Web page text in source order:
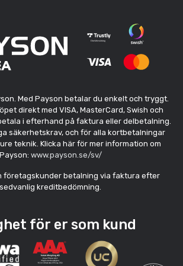
Med Payson betalar du enkelt och tryggt.
direkt med VISA, MasterCard, Swish och
i efterhand på faktura eller delbetalning.
säkerhetskrav, och för alla kortbetalningar
teknik. Klicka här för mer information om
Payson: www.payson.se/sv/
företagskunder betalning via faktura efter
sedvanlig kreditbedömning.
för er som kund